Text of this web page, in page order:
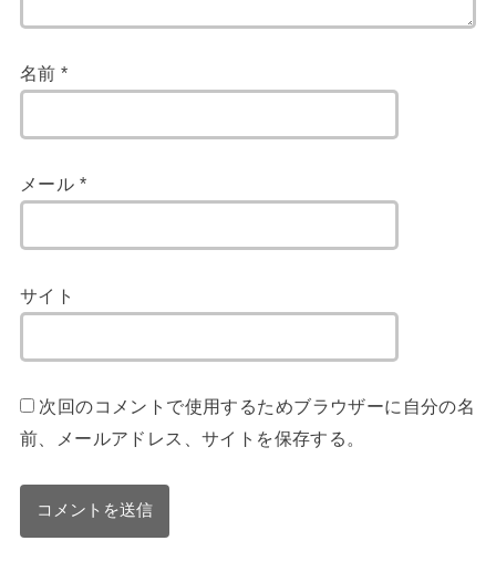
名前*
メール *
サイト
次回のコメントで使用するためブラウザーに自分の名
前、メールアドレス、サイトを保存する。